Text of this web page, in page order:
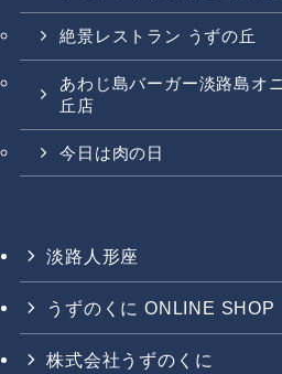
絶景レストラン うずの丘
あわじ島バーガー淡路島オ
丘店
今日は肉の日
淡路人形座
うずのくに ONLINE SHOP
株式会社うずのくに